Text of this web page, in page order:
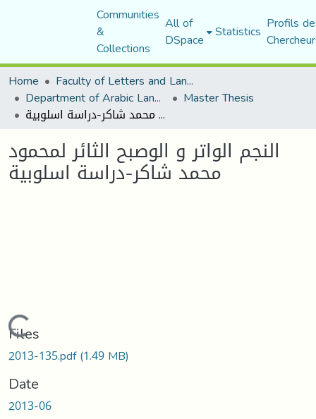
Communities
&
Collections
All of
DSpace Statistics Profils
Home
Faculty of Letters and Languages
Department of Arabic Language and Literature Master Thesis
النجم الواتر و الوصبح الثائر لمحمود محمد شاكر-دراسة اسلوبية
النجم الواتر و الوصبح الثائر لمحمود
محمد شاكر-دراسة اسلوبية
Loading...
Files
2013-135.pdf(1.49 MB)
Date
2013-06